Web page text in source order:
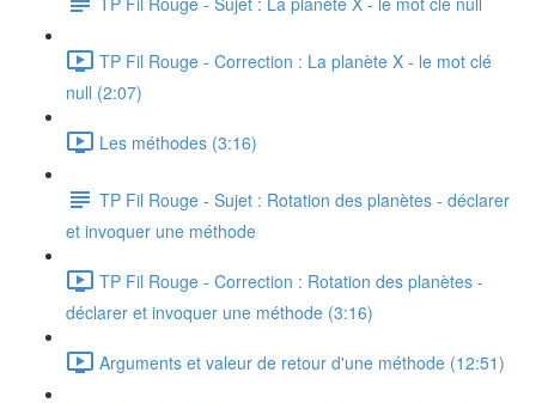
TP Fil Rouge - Correction : La planète X - le mot clé
null (2:07)
Les méthodes (3:16)
TP Fil Rouge - Sujet : Rotation des planètes - déclarer
et invoquer une méthode
TP Fil Rouge - Correction : Rotation des planètes -
déclarer et invoquer une méthode (3:16)
Arguments et valeur de retour d'une méthode (12:51)